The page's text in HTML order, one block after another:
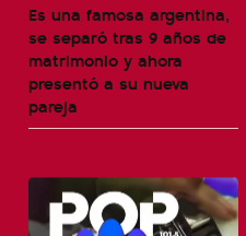
Es una famosa argentina,
se separó tras 9 años de
matrimonio y ahora
presentó a su nueva
pareja